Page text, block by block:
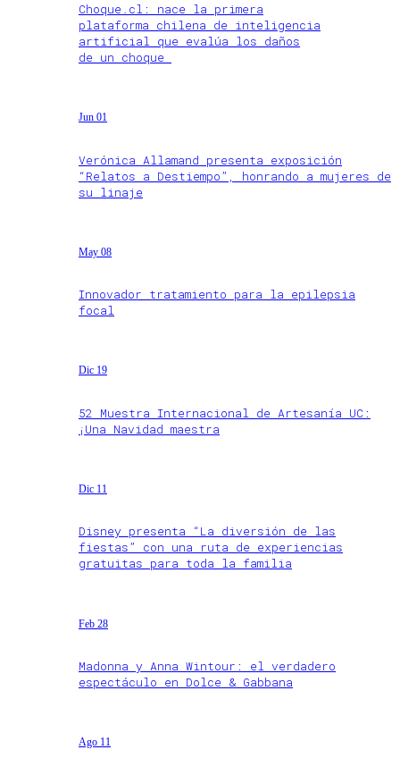
Choque.cl: nace la primera
plataforma chilena de inteligencia
artificial que evalúa los daños
de un choque
Jun 01
Verónica Allamand presenta exposición
“Relatos a Destiempo”, honrando a mujeres de
su linaje
May 08
Innovador tratamiento para la epilepsia
focal
Dic 19
52 Muestra Internacional de Artesanía UC:
¡Una Navidad maestra
Dic 11
Disney presenta “La diversión de las
fiestas” con una ruta de experiencias
gratuitas para toda la familia
Feb 28
Madonna y Anna Wintour: el verdadero
espectáculo en Dolce & Gabbana
Ago 11